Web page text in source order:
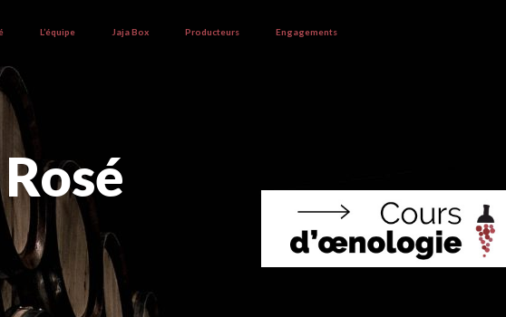
L’équipe Jaja Box Producteurs Engagements